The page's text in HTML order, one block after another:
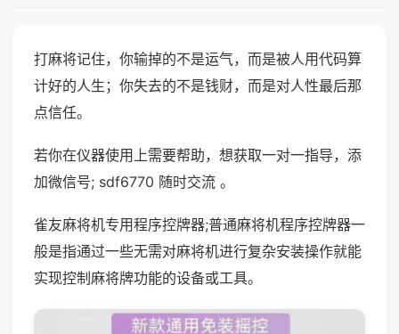
打麻将记住，你输掉的不是运气，而是被人用代码算
计好的人生；你失去的不是钱财，而是对人性最后那
点信任。
若你在仪器使用上需要帮助，想获取一对一指导，添
加微信号; sdf6770 随时交流 。
雀友麻将机专用程序控牌器;普通麻将机程序控牌器一
般是指通过一些无需对麻将机进行复杂安装操作就能
实现控制麻将牌功能的设备或工具。